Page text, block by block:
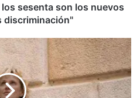
sesenta son los nuevos
discriminación"